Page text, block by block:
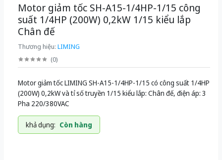
Motor giảm tốc SH-A15-1/4HP-1/15 công
suất 1/4HP (200W) 0,2kW 1/15 kiểu lắp
Chân đế
Thương hiệu: LIMING
(0)
Motor giảm tốc LIMING SH-A15-1/4HP-1/15 có công suất 1/4HP
(200W) 0,2kW và tỉ số truyền 1/15 kiểu lắp: Chân đế, điện áp: 3
Pha 220/380VAC
khả dụng: Còn hàng